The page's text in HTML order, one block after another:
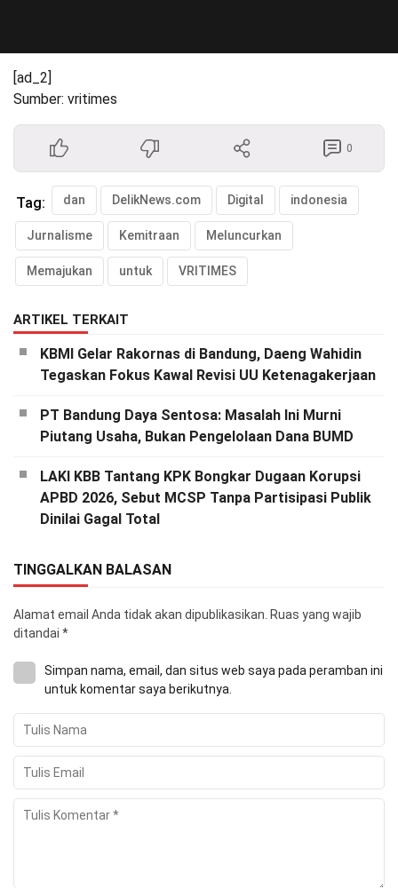
[ad_2]
Sumber: vritimes
0
Tag: dan DelikNews.com Digital indonesia
Jurnalisme Kemitraan Meluncurkan
Memajukan untuk VRITIMES
ARTIKEL TERKAIT
KBMI Gelar Rakornas di Bandung, Daeng Wahidin
Tegaskan Fokus Kawal Revisi UU Ketenagakerjaan
PT Bandung Daya Sentosa: Masalah Ini Murni
Piutang Usaha, Bukan Pengelolaan Dana BUMD
LAKI KBB Tantang KPK Bongkar Dugaan Korupsi
APBD 2026, Sebut MCSP Tanpa Partisipasi Publik
Dinilai Gagal Total
TINGGALKAN BALASAN
Alamat email Anda tidak akan dipublikasikan. Ruas yang wajib
ditandai *
Simpan nama, email, dan situs web saya pada peramban ini
untuk komentar saya berikutnya.